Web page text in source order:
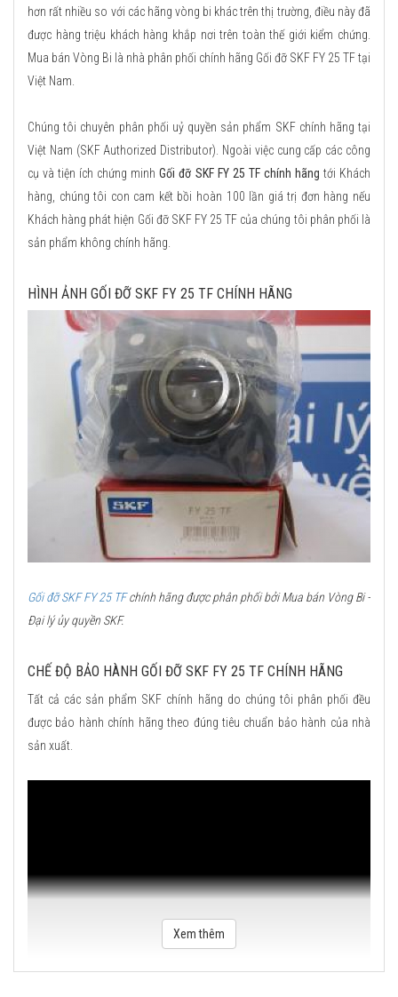
hơn rất nhiều so với các hãng vòng bi khác trên thị trường, điều này đã
được hàng triệu khách hàng khắp nơi trên toàn thế giới kiểm chứng.
Mua bán Vòng Bi là nhà phân phối chính hãng Gối đỡ SKF FY 25 TF tại
Việt Nam.
Chúng tôi chuyên phân phối uỷ quyền sản phẩm SKF chính hãng tại
Việt Nam (SKF Authorized Distributor). Ngoài việc cung cấp các công
cụ và tiện ích chứng minhGối đỡ SKF FY 25 TF chính hãng tới Khách
hàng, chúng tôi con cam kết bồi hoàn 100 lần giá trị đơn hàng nếu
Khách hàng phát hiện Gối đỡ SKF FY 25 TF của chúng tôi phân phối là
sản phẩm không chính hãng.
HÌNH ẢNH GỐI ĐỠ SKF FY 25 TF CHÍNH HÃNG
Gối đỡ SKF FY 25 TFchính hãng được phân phối bởi Mua bán Vòng Bi -
Đại lý ủy quyền SKF.
CHẾ ĐỘ BẢO HÀNH GỐI ĐỠ SKF FY 25 TF CHÍNH HÃNG
Tất cả các sản phẩm SKF chính hãng do chúng tôi phân phối đều
được bảo hành chính hãng theo đúng tiêu chuẩn bảo hành của nhà
sản xuất.
Xem thêm